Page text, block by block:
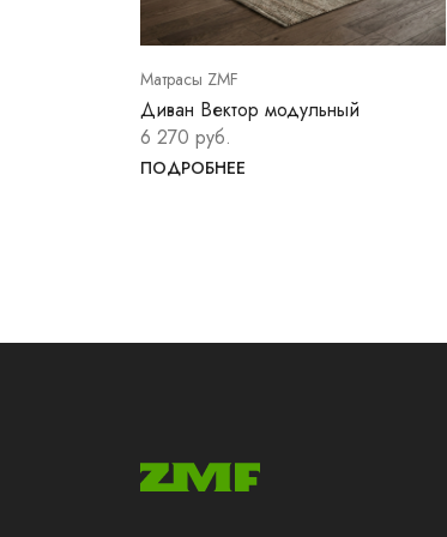
Матрасы ZMF
Диван Вектор модульный
6 270 руб.
ПОДРОБНЕЕ